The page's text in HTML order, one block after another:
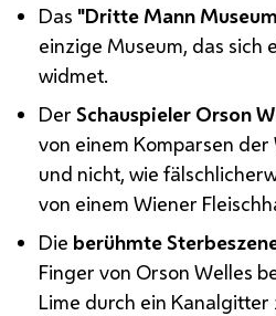
Das "Dritte Mann
einzige Museum, das sich
widmet.
DerSchauspieler Orson
von einem Komparsen
und nicht, wie
von einem Wiener
Die berühmte
Finger von Orson Welles
Lime durch ein Kanalgitter